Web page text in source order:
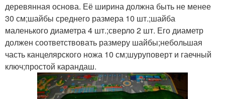
Лента из пластиковых
бутылок
Бутылки в канат
Плетение из
пластиковых бутылок
Клумба из бутылок
деревянная основа. Её ширина должна быть не менее
30 см;шайбы среднего размера 10 шт.;шайба
маленького диаметра 4 шт.;сверло 2 шт. Его диаметр
должен соответствовать размеру шайбы;небольшая
часть канцелярского ножа 10 см;шуруповерт и гаечный
ключ;простой карандаш.